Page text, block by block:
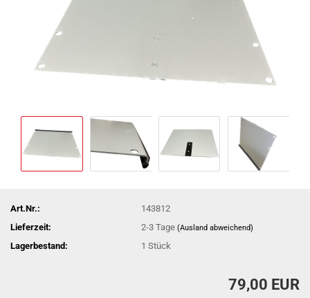
Art.Nr.:
143812
Lieferzeit:
2-3 Tage(Ausland abweichend)
Lagerbestand: 1Stück
79,00 EUR